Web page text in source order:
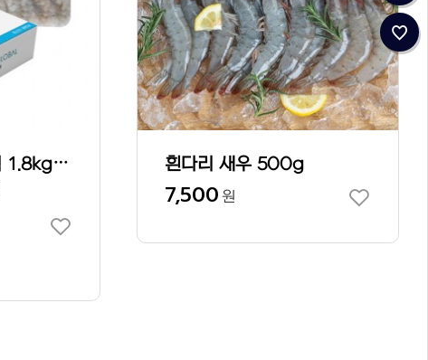
두절탈각새우 블럭 1.8kg*6팩*box 흰다리 새우 500g
7,500 원